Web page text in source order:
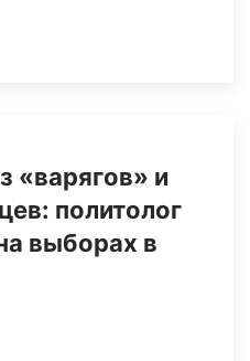
«варягов» и
политолог
выборах в